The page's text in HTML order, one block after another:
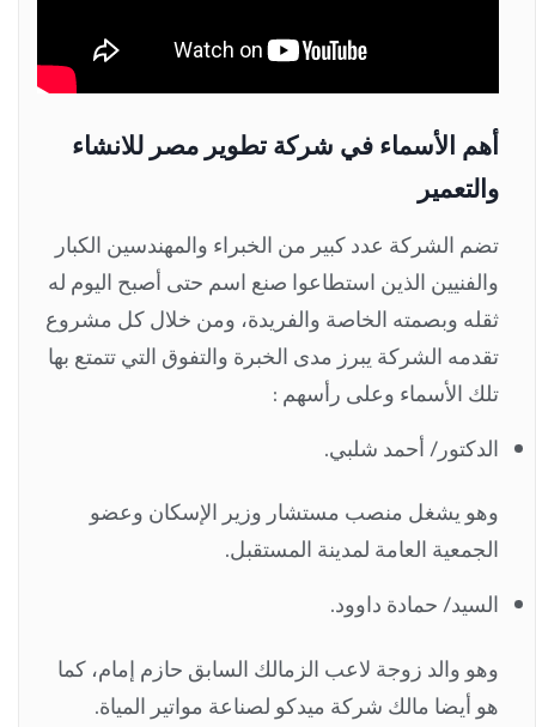
أهم الأسماء في شركة تطوير مصر للانشاء
والتعمير
تضم الشركة عدد كبير من الخبراء والمهندسين الكبار
والفنيين الذين استطاعوا صنع اسم حتى أصبح اليوم له
ثقله وبصمته الخاصة والفريدة، ومن خلال كل مشروع
تقدمه الشركة يبرز مدى الخبرة والتفوق التي تتمتع بها
تلك الأسماء وعلى رأسهم :
الدكتور/ أحمد شلبي.
وهو يشغل منصب مستشار وزير الإسكان وعضو
الجمعية العامة لمدينة المستقبل.
السيد/ حمادة داوود.
وهو والد زوجة لاعب الزمالك السابق حازم إمام، كما
هو أيضا مالك شركة ميدكو لصناعة مواتير المياة.